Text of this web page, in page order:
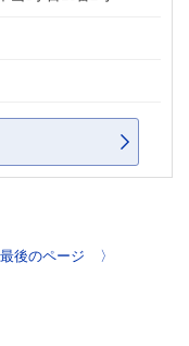
最後のページ 〉